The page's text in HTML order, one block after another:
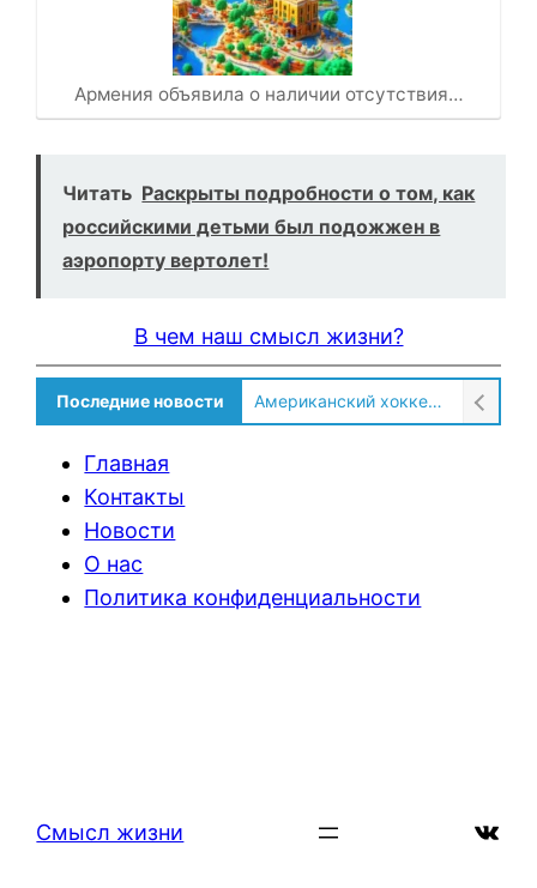
Армения объявила о наличии отсутствия…
Читать Раскрыты подробности о том, как
российскими детьми был подожжен в
аэропорту вертолет!
В чем наш смысл жизни?
Последние новости Американский хоккеист рассказал о культурном шоке после переезда в Россию!
Главная
Контакты
Новости
О нас
Политика конфиденциальности
Смысл жизни